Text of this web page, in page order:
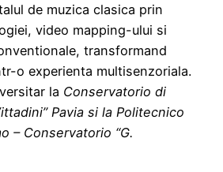
de muzica clasica prin
video mapping-ului si
transformand
o experienta multisenzoriala.
la Conservatorio di
Pavia si la Politecnico
– Conservatorio “G.